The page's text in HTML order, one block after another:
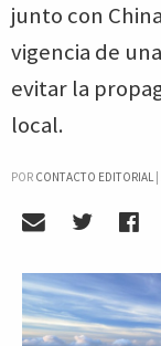
junto con
vigencia de
evitar la
local.
POR CONTACTO EDITORIAL|